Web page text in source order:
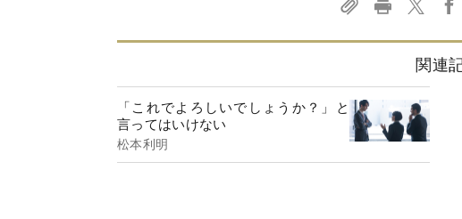
関連
「これでよろしいでしょうか？」と
言ってはいけない
松本利明